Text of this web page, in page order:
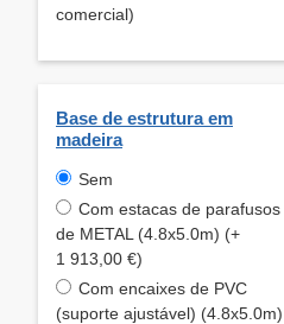
comercial)
Base de estrutura em
madeira
Sem
Com estacas de parafusos
de METAL (4.8x5.0m) (+
1 913,00 €)
Com encaixes de PVC
(suporte ajustável) (4.8x5.0m)